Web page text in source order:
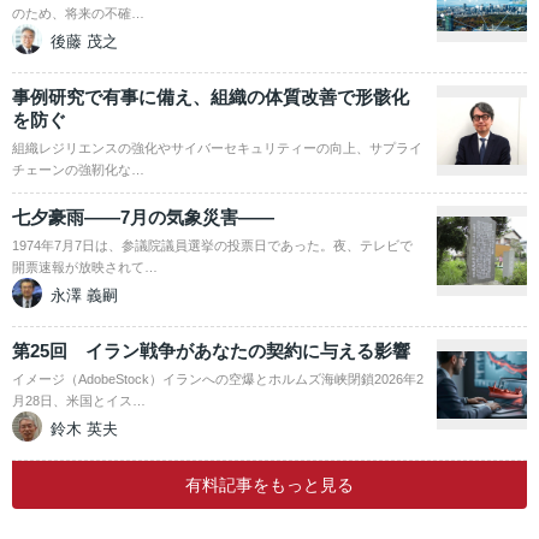
のため、将来の不確…
後藤 茂之
事例研究で有事に備え、組織の体質改善で形骸化
を防ぐ
組織レジリエンスの強化やサイバーセキュリティーの向上、サプライ
チェーンの強靭化な…
七夕豪雨――7月の気象災害――
1974年7月7日は、参議院議員選挙の投票日であった。夜、テレビで
開票速報が放映されて…
永澤 義嗣
第25回 イラン戦争があなたの契約に与える影響
イメージ（AdobeStock）イランへの空爆とホルムズ海峡閉鎖2026年2
月28日、米国とイス…
鈴木 英夫
有料記事をもっと見る